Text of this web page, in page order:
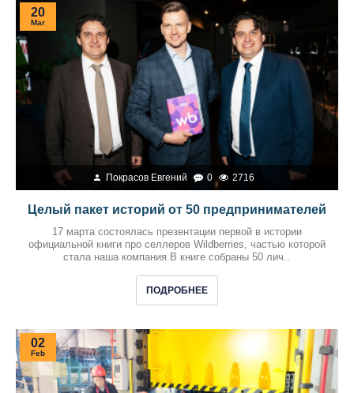
20
Mar
Покрасов Евгений 0 2716
Целый пакет историй от 50 предпринимателей
17 марта состоялась презентации первой в истории
официальной книги про селлеров Wildberries, частью которой
стала наша компания.В книге собраны 50 лич..
ПОДРОБНЕЕ
02
Feb